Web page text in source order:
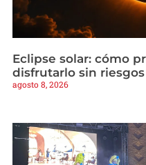
Eclipse solar: cómo
disfrutarlo sin riesgos
agosto 8, 2026